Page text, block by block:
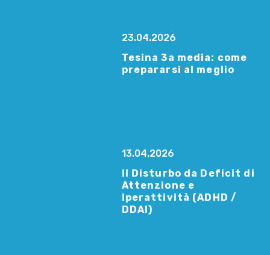
23.04.2026
Tesina 3a media: come
prepararsi al meglio
13.04.2026
Il Disturbo da Deficit di
Attenzione e
Iperattività (ADHD /
DDAI)